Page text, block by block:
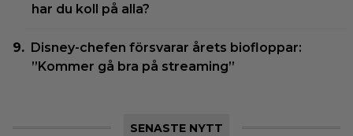
har du koll på alla?
Disney-chefen försvarar årets biofloppar:
”Kommer gå bra på streaming”
SENASTE NYTT